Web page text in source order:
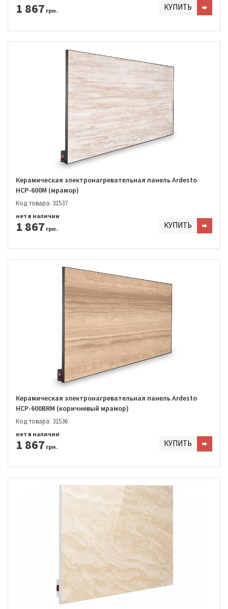
1 867 грн. КУПИТЬ
Керамическая электронагревательная панель Ardesto
HCP-600M (мрамор)
Код товара: 31537
1 867 грн.
нет в наличии
КУПИТЬ
Керамическая электронагревательная панель Ardesto
HCP-600BRM (коричневый мрамор)
Код товара: 31536
1 867 грн.
нет в наличии
КУПИТЬ